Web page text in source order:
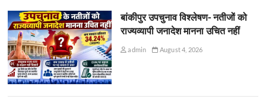
बांकीपुर उपचुनाव विश्लेषण- नतीजों को
राज्यव्यापी जनादेश मानना उचित नहीं
admin August 4, 2026